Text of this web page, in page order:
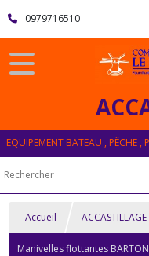
0979716510
Accueil ACCASTILLAGE
Manivelles flottantes BARTON